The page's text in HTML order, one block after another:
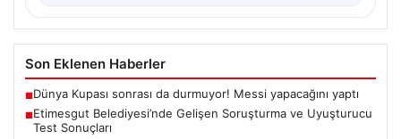
Son Eklenen Haberler
■Dünya Kupası sonrası da durmuyor! Messi yapacağını yaptı
■Etimesgut Belediyesi’nde Gelişen Soruşturma ve Uyuşturucu
Test Sonuçları